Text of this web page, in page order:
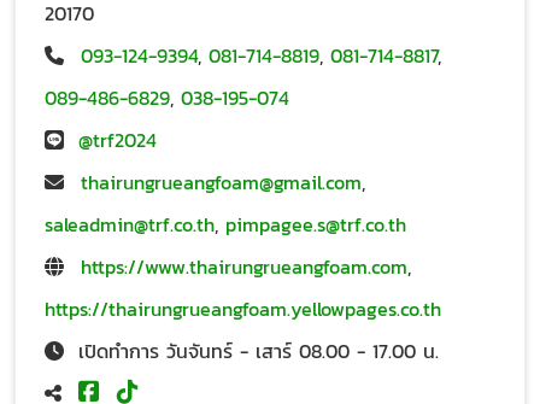
20170
093-124-9394, 081-714-8819, 081-714-8817,
089-486-6829, 038-195-074
@trf2024
thairungrueangfoam@gmail.com,
saleadmin@trf.co.th, pimpagee.s@trf.co.th
https://www.thairungrueangfoam.com,
https://thairungrueangfoam.yellowpages.co.th
เปิดทำการ วันจันทร์ - เสาร์ 08.00 - 17.00 น.